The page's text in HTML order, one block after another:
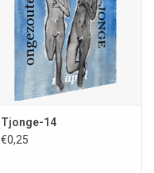
Tjonge-14
€0,25